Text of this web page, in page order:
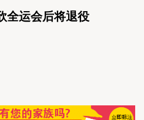
全运会后将退役